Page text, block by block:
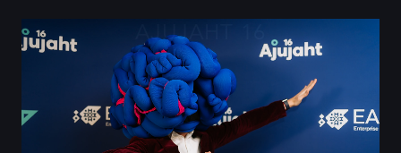
AJUJAHT 16